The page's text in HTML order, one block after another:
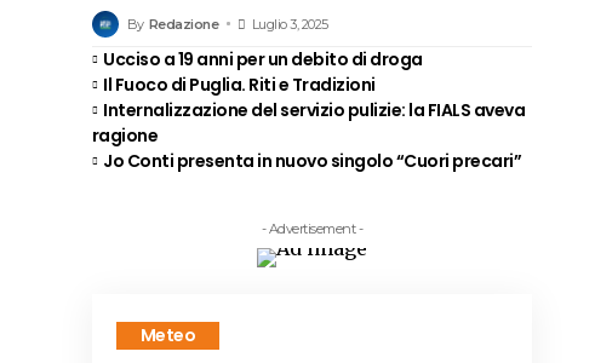
By Redazione Luglio 3, 2025
Ucciso a 19 anni per un debito di droga
Il Fuoco di Puglia. Riti e Tradizioni
Internalizzazione del servizio pulizie: la FIALS aveva
ragione
Jo Conti presenta in nuovo singolo “Cuori precari”
- Advertisement -
Meteo